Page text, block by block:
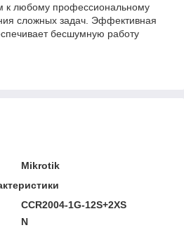
к любому профессиональному
сложных задач. Эффективная
бесшумную работу
Mikrotik
CCR2004-1G-12S+2XS
N